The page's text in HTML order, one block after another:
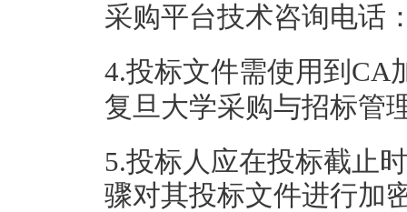
采购平台技术咨询电话
4.投标文件需使用到CA
复旦大学采购与招标管
5.投标人应在投标截止
骤对其投标文件进行加